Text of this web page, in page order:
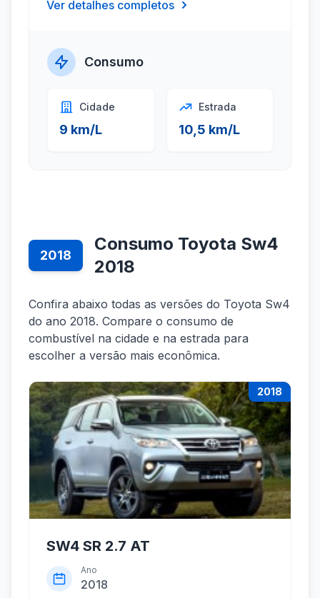
Ver detalhes completos
Consumo
Cidade
9 km/L
Estrada
10,5 km/L
2018
Consumo Toyota Sw4
2018
Confira abaixo todas as versões do Toyota Sw4
do ano 2018. Compare o consumo de
combustível na cidade e na estrada para
escolher a versão mais econômica.
2018
SW4 SR 2.7 AT
Ano
2018